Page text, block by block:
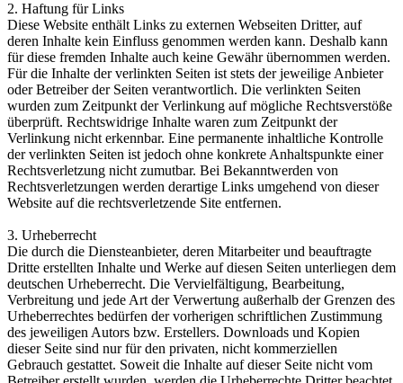
2. Haftung für Links
Diese Website enthält Links zu externen Webseiten Dritter, auf
deren Inhalte kein Einfluss genommen werden kann. Deshalb kann
für diese fremden Inhalte auch keine Gewähr übernommen werden.
Für die Inhalte der verlinkten Seiten ist stets der jeweilige Anbieter
oder Betreiber der Seiten verantwortlich. Die verlinkten Seiten
wurden zum Zeitpunkt der Verlinkung auf mögliche Rechtsverstöße
überprüft. Rechtswidrige Inhalte waren zum Zeitpunkt der
Verlinkung nicht erkennbar. Eine permanente inhaltliche Kontrolle
der verlinkten Seiten ist jedoch ohne konkrete Anhaltspunkte einer
Rechtsverletzung nicht zumutbar. Bei Bekanntwerden von
Rechtsverletzungen werden derartige Links umgehend von dieser
Website auf die rechtsverletzende Site entfernen.
3. Urheberrecht
Die durch die Diensteanbieter, deren Mitarbeiter und beauftragte
Dritte erstellten Inhalte und Werke auf diesen Seiten unterliegen dem
deutschen Urheberrecht. Die Vervielfältigung, Bearbeitung,
Verbreitung und jede Art der Verwertung außerhalb der Grenzen des
Urheberrechtes bedürfen der vorherigen schriftlichen Zustimmung
des jeweiligen Autors bzw. Erstellers. Downloads und Kopien
dieser Seite sind nur für den privaten, nicht kommerziellen
Gebrauch gestattet. Soweit die Inhalte auf dieser Seite nicht vom